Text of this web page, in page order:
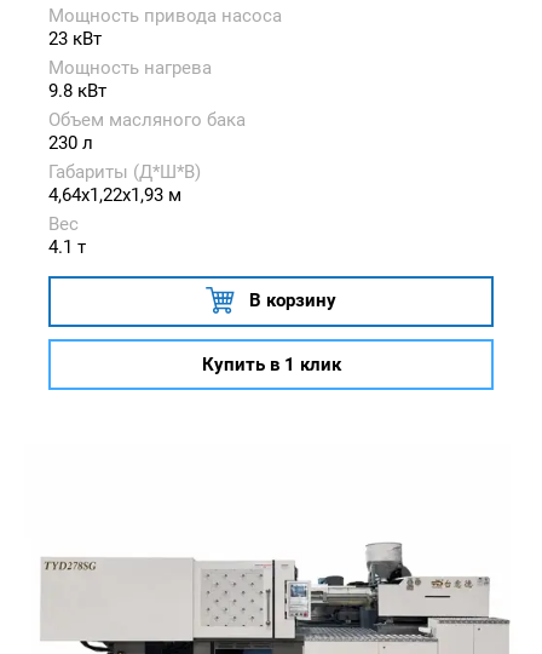
Мощность привода насоса
23 кВт
Мощность нагрева
9.8 кВт
Объем масляного бака
230 л
Габариты (Д*Ш*В)
4,64x1,22x1,93 м
Вес
4.1 т
В корзину
Купить в 1 клик